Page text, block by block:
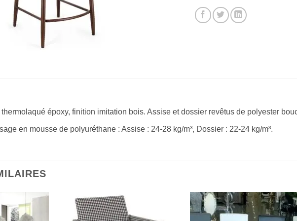
époxy, finition imitation bois. Assise et dossier revêtus de polyester
en mousse de polyuréthane : Assise : 24-28 kg/m³, Dossier : 22-24 kg/m³.